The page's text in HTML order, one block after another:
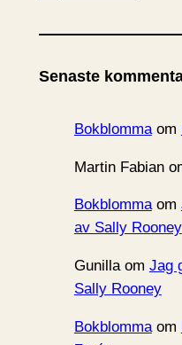
k
v
Senaste
Bokblommaom
Martin Fabian
Bokblommaom
av Sally Rooney
Gunillaom Jag
Sally Rooney
Bokblommaom